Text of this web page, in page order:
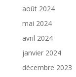
août 2024
mai 2024
avril 2024
janvier 2024
décembre 2023